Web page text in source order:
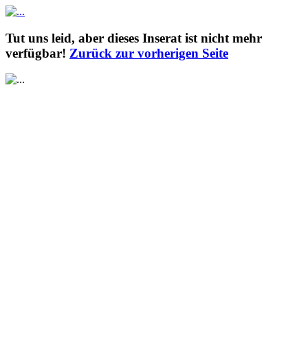
Tut uns leid, aber dieses Inserat ist nicht mehr
verfügbar! Zurück zur vorherigen Seite